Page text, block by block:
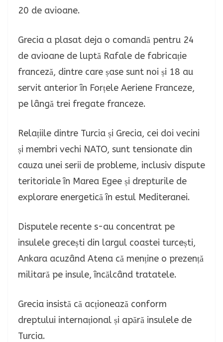
20 de avioane.
Grecia a plasat deja o comandă pentru 24
de avioane de luptă Rafale de fabricație
franceză, dintre care șase sunt noi și 18 au
servit anterior în Forțele Aeriene Franceze,
pe lângă trei fregate franceze.
Relațiile dintre Turcia și Grecia, cei doi vecini
și membri vechi NATO, sunt tensionate din
cauza unei serii de probleme, inclusiv dispute
teritoriale în Marea Egee și drepturile de
explorare energetică în estul Mediteranei.
Disputele recente s-au concentrat pe
insulele grecești din largul coastei turcești,
Ankara acuzând Atena că menține o prezență
militară pe insule, încălcând tratatele.
Grecia insistă că acționează conform
dreptului internațional și apără insulele de
Turcia.